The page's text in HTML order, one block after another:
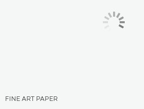
FINE ART PAPER